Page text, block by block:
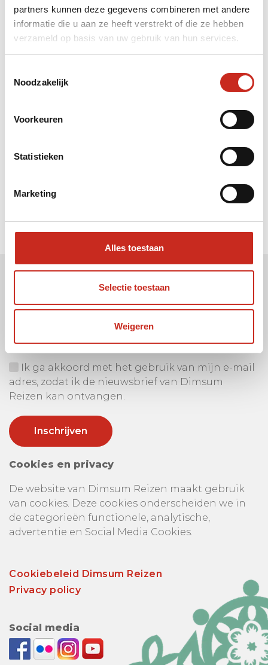
partners kunnen deze gegevens combineren met andere
informatie die u aan ze heeft verstrekt of die ze hebben
verzameld op basis van uw gebruik van hun services.
Noodzakelijk
Voorkeuren
Statistieken
Marketing
Alles toestaan
Selectie toestaan
Weigeren
Liever meteen contact met
Sarah ?
Mail: info@dim-sum.nl
Uw e-mail adres:
Ik ga akkoord met het gebruik van mijn e-mail
adres, zodat ik de nieuwsbrief van Dimsum
Reizen kan ontvangen.
Cookies en privacy
De website van Dimsum Reizen maakt gebruik
van cookies. Deze cookies onderscheiden we in
de categorieën functionele, analytische,
advertentie en Social Media Cookies.
Cookiebeleid Dimsum Reizen
Privacy policy
Social media